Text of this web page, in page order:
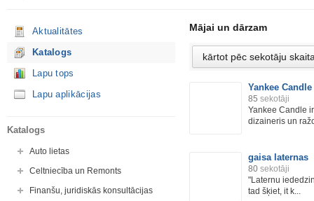
Aktualitātes
Katalogs
Lapu tops
Lapu aplikācijas
Katalogs
Auto lietas
Celtniecība un Remonts
Finanšu, juridiskās konsultācijas
Mājai un dārzam
Yankee
85 sekotāji
Yankee Candle
dizaineris un
gaisa laternas
80 sekotāji
"Laternu
tad šķiet, it k...